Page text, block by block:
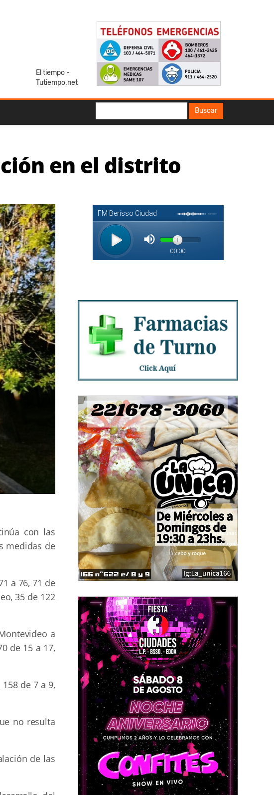
El tiempo -
Tutiempo.net
Buscar
en el distrito
con las
medidas de
a 76, 71 de
35 de 122
a
de 15 a 17,
de 7 a 9,
no resulta
de las